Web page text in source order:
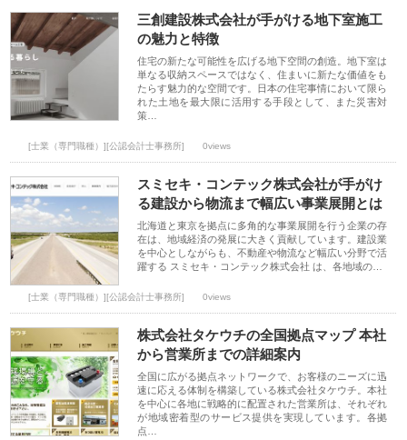
三創建設株式会社が手がける地下室施工
の魅力と特徴
住宅の新たな可能性を広げる地下空間の創造。地下室は
単なる収納スペースではなく、住まいに新たな価値をも
たらす魅力的な空間です。日本の住宅事情において限ら
れた土地を最大限に活用する手段として、また災害対
策…
[士業（専門職種）][公認会計士事務所] 0views
スミセキ・コンテック株式会社が手がけ
る建設から物流まで幅広い事業展開とは
北海道と東京を拠点に多角的な事業展開を行う企業の存
在は、地域経済の発展に大きく貢献しています。建設業
を中心としながらも、不動産や物流など幅広い分野で活
躍する スミセキ・コンテック株式会社 は、各地域の…
[士業（専門職種）][公認会計士事務所] 0views
株式会社タケウチの全国拠点マップ 本社
から営業所までの詳細案内
全国に広がる拠点ネットワークで、お客様のニーズに迅
速に応える体制を構築している株式会社タケウチ。本社
を中心に各地に戦略的に配置された営業所は、それぞれ
が地域密着型のサービス提供を実現しています。各拠
点…